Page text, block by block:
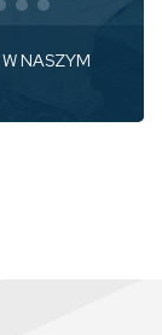
W NASZYM